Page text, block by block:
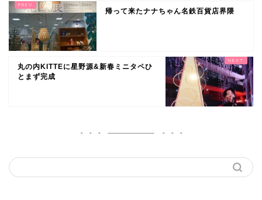
帰って来たナナちゃん名鉄百貨店界隈
丸の内KITTEに星野源&新春ミニタペひ
とまず完成